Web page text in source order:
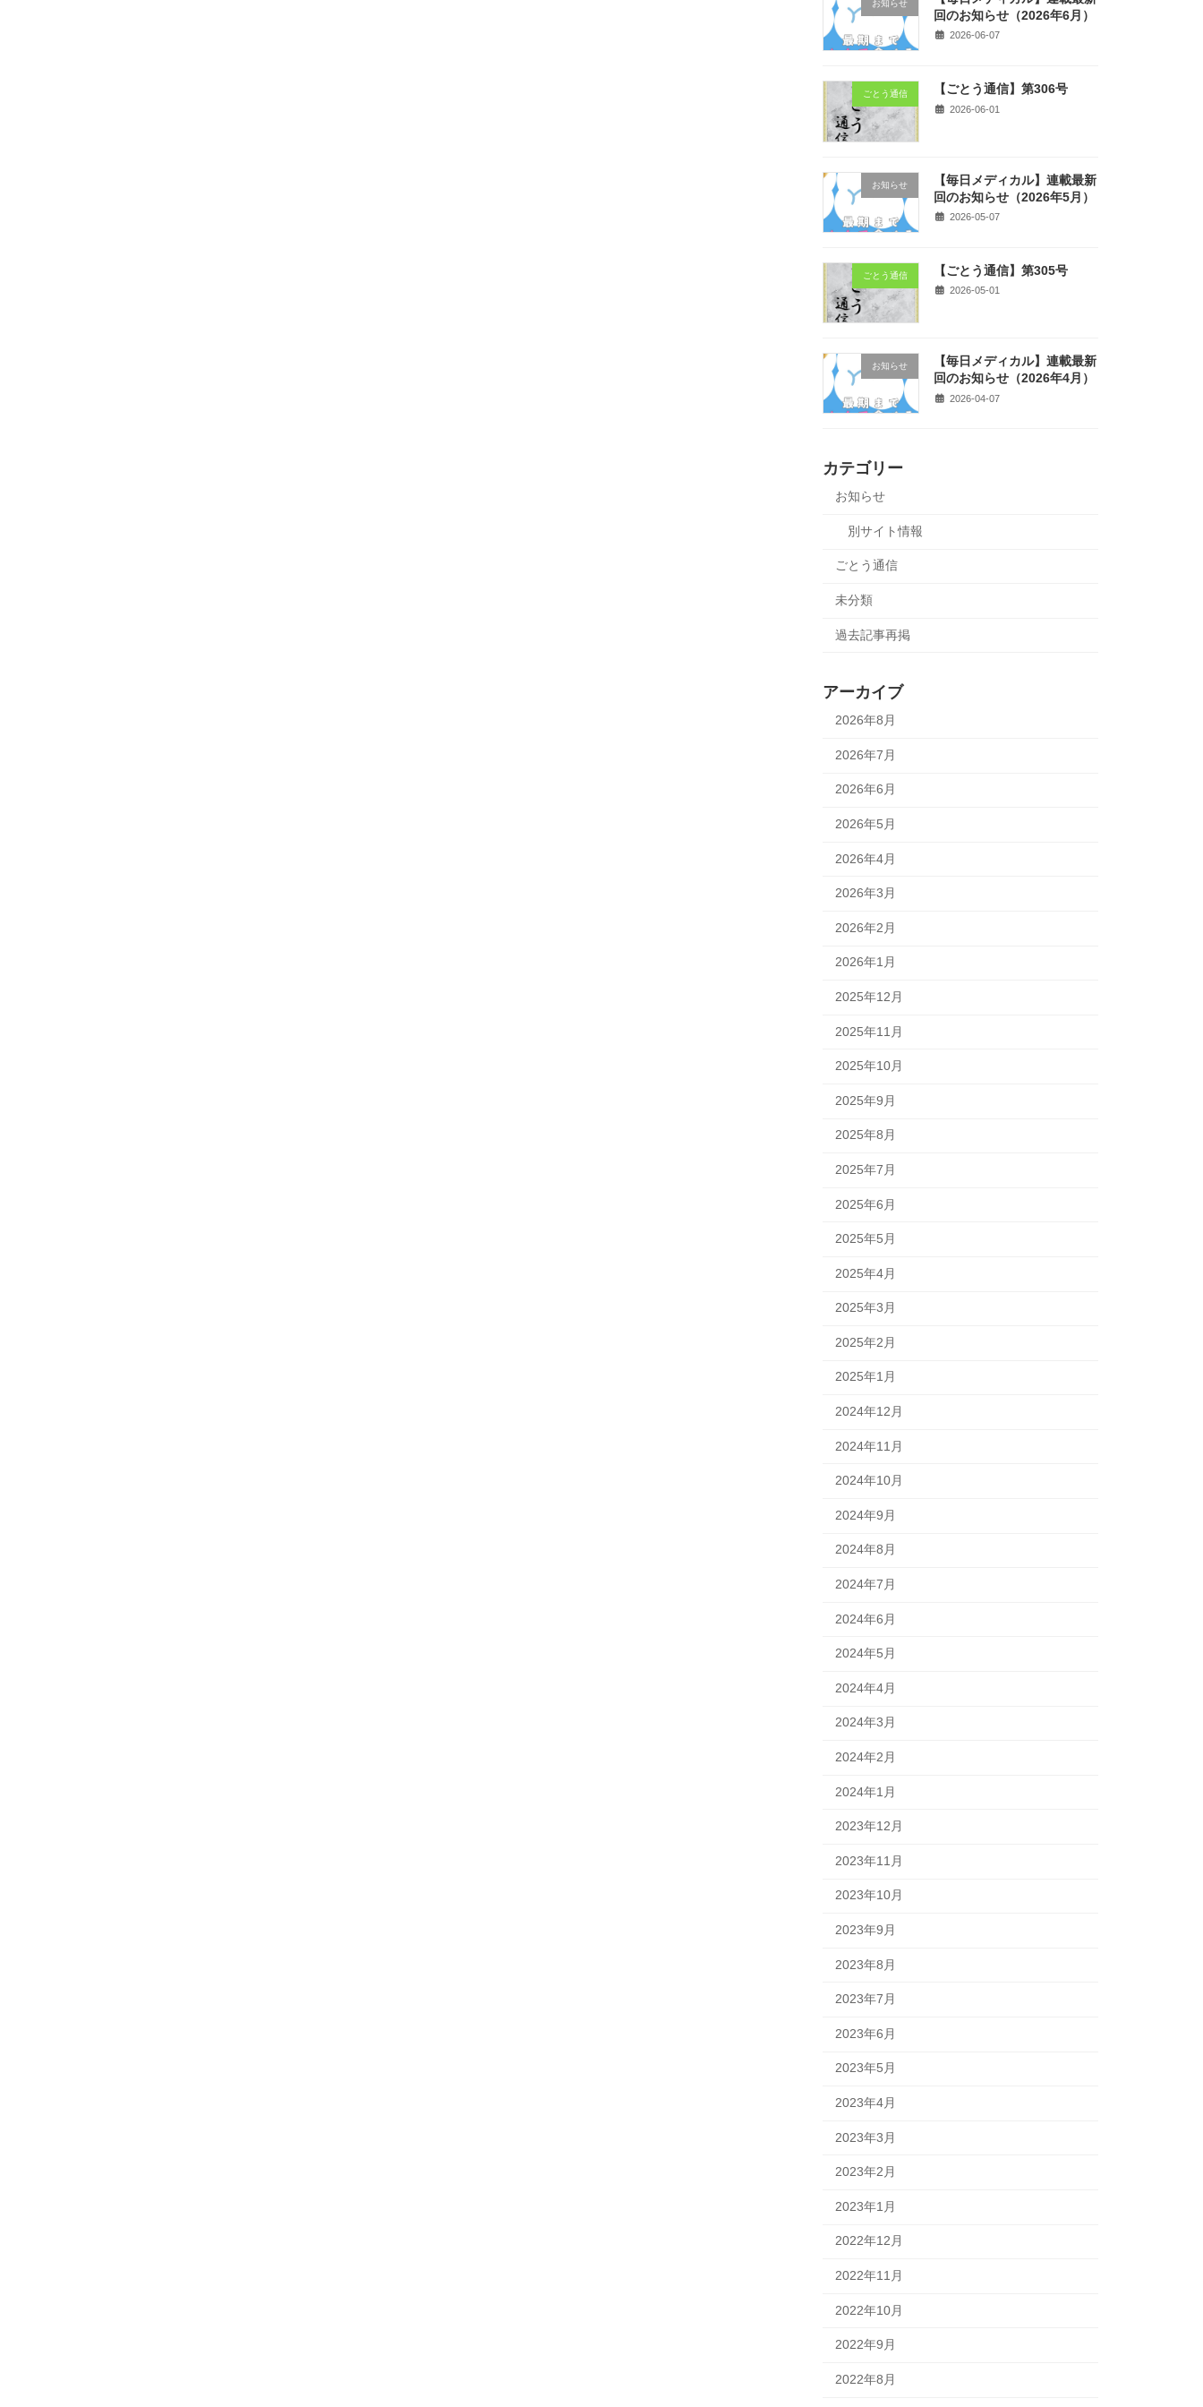
お知らせ
回のお知らせ（2026年6月）
2026-06-07
ごとう通信 【ごとう通信】第306号
2026-06-01
お知らせ
【毎日メディカル】連載最新
回のお知らせ（2026年5月）
2026-05-07
ごとう通信 【ごとう通信】第305号
2026-05-01
お知らせ
【毎日メディカル】連載最新
回のお知らせ（2026年4月）
2026-04-07
カテゴリー
お知らせ
別サイト情報
ごとう通信
未分類
過去記事再掲
アーカイブ
2026年8月
2026年7月
2026年6月
2026年5月
2026年4月
2026年3月
2026年2月
2026年1月
2025年12月
2025年11月
2025年10月
2025年9月
2025年8月
2025年7月
2025年6月
2025年5月
2025年4月
2025年3月
2025年2月
2025年1月
2024年12月
2024年11月
2024年10月
2024年9月
2024年8月
2024年7月
2024年6月
2024年5月
2024年4月
2024年3月
2024年2月
2024年1月
2023年12月
2023年11月
2023年10月
2023年9月
2023年8月
2023年7月
2023年6月
2023年5月
2023年4月
2023年3月
2023年2月
2023年1月
2022年12月
2022年11月
2022年10月
2022年9月
2022年8月